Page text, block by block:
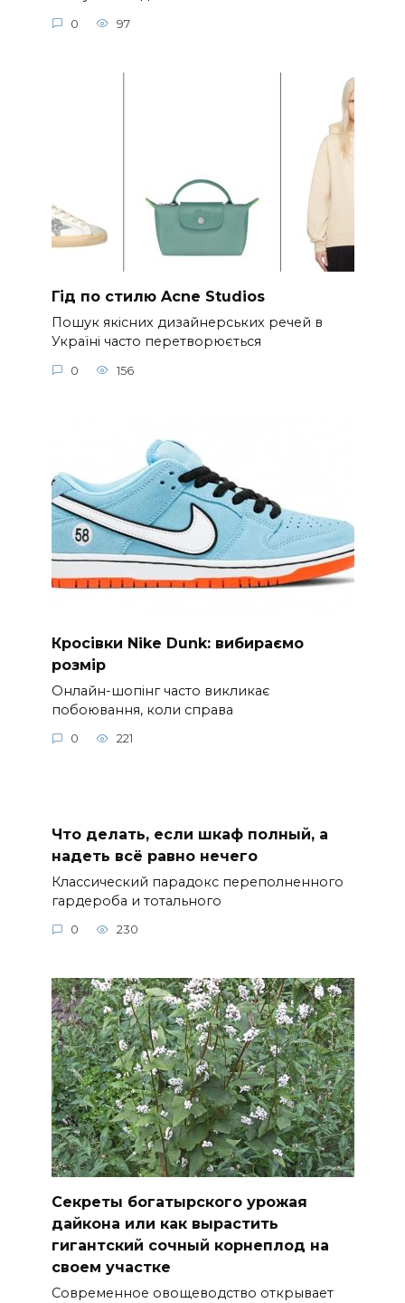
0 97
Гід по стилю Acne Studios
Пошук якісних дизайнерських речей в
Україні часто перетворюється
0 156
Кросівки Nike Dunk: вибираємо
розмір
Онлайн-шопінг часто викликає
побоювання, коли справа
0 221
Что делать, если шкаф полный, а
надеть всё равно нечего
Классический парадокс переполненного
гардероба и тотального
0 230
Секреты богатырского урожая
дайкона или как вырастить
гигантский сочный корнеплод на
своем участке
Современное овощеводство открывает